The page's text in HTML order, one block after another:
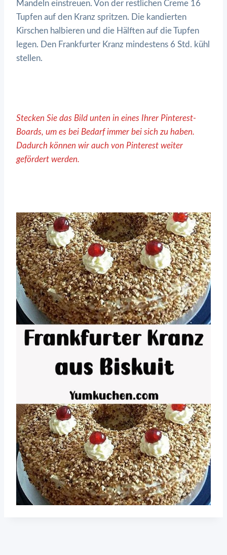
Mandeln einstreuen. Von der restlichen Creme 16
Tupfen auf den Kranz spritzen. Die kandierten
Kirschen halbieren und die Hälften auf die Tupfen
legen. Den Frankfurter Kranz mindestens 6 Std. kühl
stellen.
Stecken Sie das Bild unten in eines Ihrer Pinterest-
Boards, um es bei Bedarf immer bei sich zu haben.
Dadurch können wir auch von Pinterest weiter
gefördert werden.